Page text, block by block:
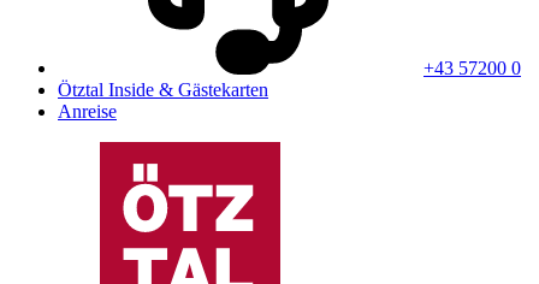
+43 57200 0
Ötztal Inside & Gästekarten
Anreise